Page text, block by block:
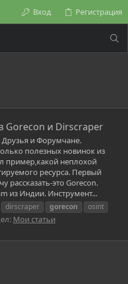
Вход Регистрация
Gorecon и Dirscraper
и Форумчане.
полезных новинок из
пример,какой неплохой
ресурса. Первый
рассказать-это Gorecon.
из Индии. Инструмент...
dirscraper gorecon
osint
Мои статьи